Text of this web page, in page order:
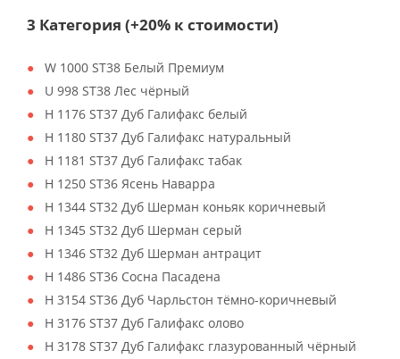
3 Категория (+20% к стоимости)
W 1000 ST38 Белый Премиум
U 998 ST38 Лес чёрный
H 1176 ST37 Дуб Галифакс белый
H 1180 ST37 Дуб Галифакс натуральный
H 1181 ST37 Дуб Галифакс табак
H 1250 ST36 Ясень Наварра
H 1344 ST32 Дуб Шерман коньяк коричневый
H 1345 ST32 Дуб Шерман серый
H 1346 ST32 Дуб Шерман антрацит
H 1486 ST36 Сосна Пасадена
H 3154 ST36 Дуб Чарльстон тёмно-коричневый
H 3176 ST37 Дуб Галифакс олово
H 3178 ST37 Дуб Галифакс глазурованный чёрный